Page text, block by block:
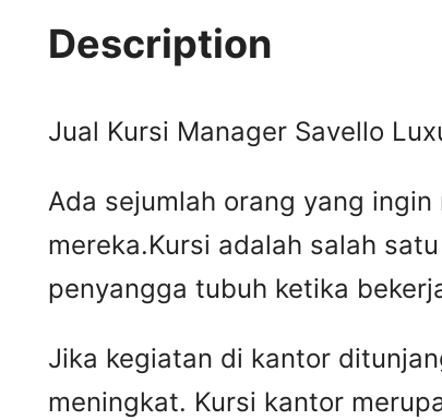
Description
Jual Kursi Manager Savello
Ada sejumlah orang yang
mereka.Kursi adalah salah
penyangga tubuh ketika
Jika kegiatan di kantor
meningkat. Kursi kantor